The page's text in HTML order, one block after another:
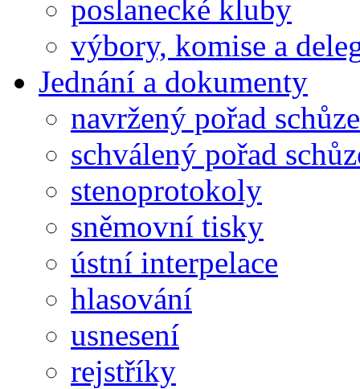
poslanecké kluby
výbory, komise a
Jednání a dokumenty
navržený pořad schůze
schválený pořad
stenoprotokoly
sněmovní tisky
ústní interpelace
hlasování
usnesení
rejstříky